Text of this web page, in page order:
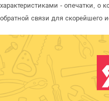
характеристиками - опечатки, о
обратной связи для скорейшего